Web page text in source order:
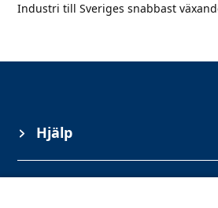
Industri till Sveriges snabbast
Hjälp